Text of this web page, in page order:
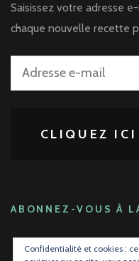
Saisissez votre adresse
chaque nouvelle recette
Adresse
CLIQUEZ ICI
ABONNEZ-VOUS À
Confidentialité et cookies :